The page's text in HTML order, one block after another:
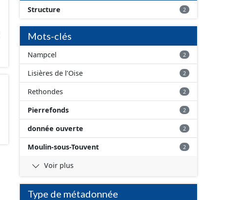
Structure 2
Mots-clés
Nampcel 2
Lisières de l’Oise 2
Rethondes 2
Pierrefonds 2
donnée ouverte 2
Moulin-sous-Touvent 2
Voir plus
Type de métadonnée